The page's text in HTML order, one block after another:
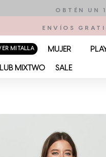
OBTÉN UN
ENVÍOS
MI TALLA MUJER
MIXTWO SALE